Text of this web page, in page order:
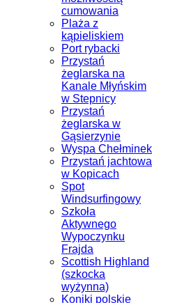
cumowania
Plaża z
kąpieliskiem
Port rybacki
Przystań
żeglarska na
Kanale Młyńskim
w Stepnicy
Przystań
żeglarska w
Gąsierzynie
Wyspa Chełminek
Przystań jachtowa
w Kopicach
Spot
Windsurfingowy
Szkoła
Aktywnego
Wypoczynku
Frajda
Scottish Highland
(szkocka
wyżynna)
Koniki polskie